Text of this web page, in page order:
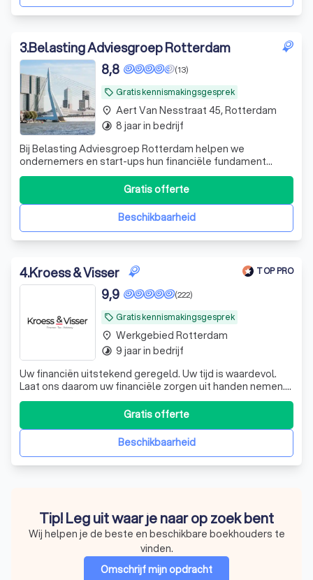
3.Belasting Adviesgroep Rotterdam
local_offer Gratis kennismakingsgesprek
(13)
8,8
Bij Belasting Adviesgroep Rotterdam helpen we
ondernemers en start-ups hun financiële fundament
vanaf dag één stevig neer te zetten. Vanuit de Rotterdam
Building, midden in het Erasmus Centre for
Entrepreneurship, staan we tussen de vernieuwers van
morgen en werken we dagelijks met ondernemers die
Beschikbaarheid
Gratis offerte
place Aert Van Nesstraat 45, Rotterdam
timelapse 8 jaar in bedrijf
4.Kroess & Visser TOP PRO
local_offer Gratis kennismakingsgesprek
(222)
9,9
Uw financiën uitstekend geregeld. Uw tijd is waardevol.
Laat ons daarom uw financiële zorgen uit handen nemen.
De experts van KroessVisser beheren al uw financiële
processen van A tot Z, zodat u met een gerust hart kunt
ondernemen. KroessVisser | Finance - Tax - Advisory ☎️
Plan een GRATIS ADVIESBeschikbaarheid
Gratis offerte
place Werkgebied Rotterdam
timelapse 9 jaar in bedrijf
Tip! Leg uit waar je naar op zoek bent
Wij helpen je de beste en beschikbare boekhouders te
vinden.
Omschrijf mijn opdracht